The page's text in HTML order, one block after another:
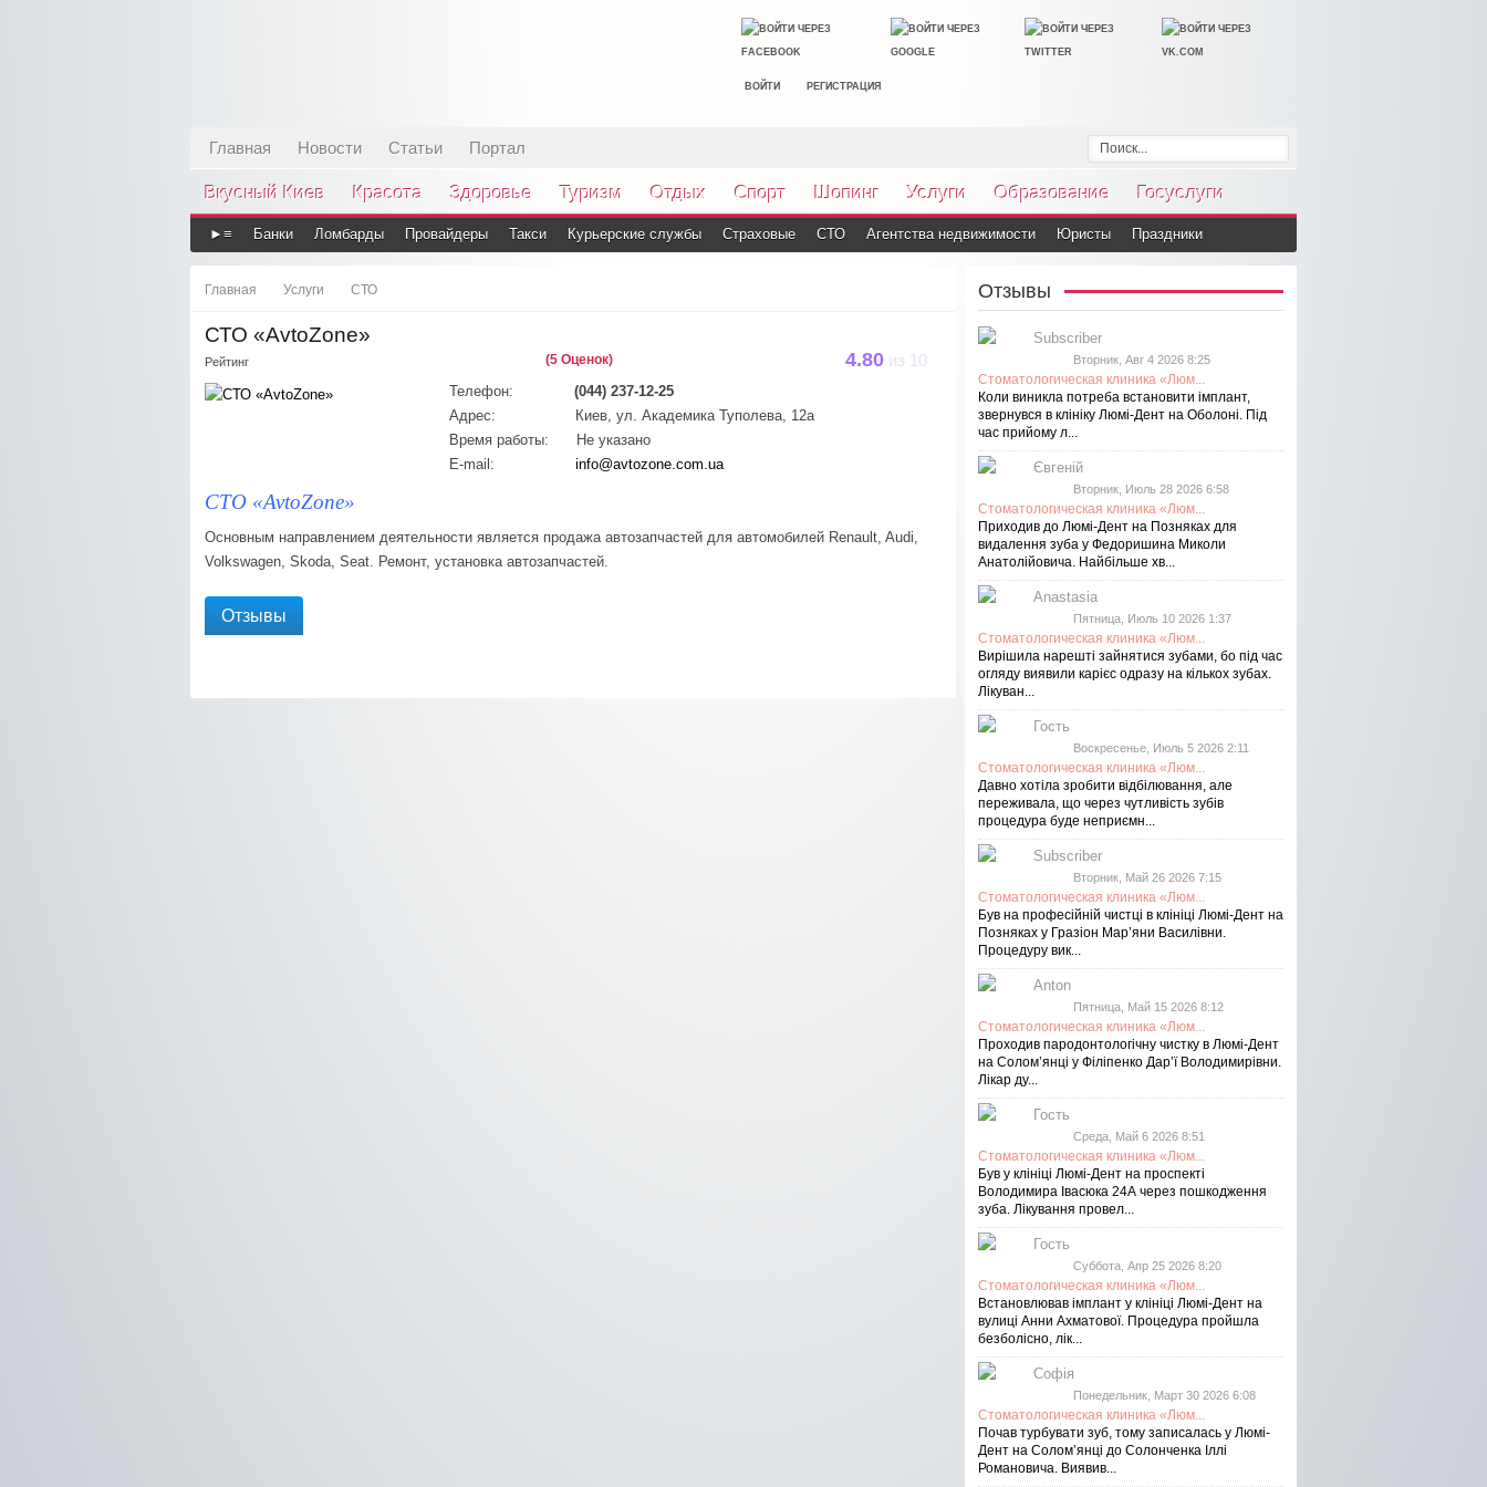
ВОЙТИ РЕГИСТРАЦИЯ
Главная Новости Статьи Портал
Вкусный Киев Красота Здоровье Туризм Отдых Спорт Шопинг Услуги Образование Госуслуги
►≡ Банки Ломбарды Провайдеры Такси Курьерские службы Страховые СТО Агентства недвижимости Юристы Праздники
Главная Услуги СТО
СТО «AvtoZone»
Рейтинг (5 Оценок) 4.80из 10
Телефон:
(044) 237-12-25
Адрес:
Киев, ул. Академика Туполева, 12а
Время работы:
Не указано
E-mail:
info@avtozone.com.ua
СТО «AvtoZone»
Основным направлением деятельности является продажа автозапчастей для автомобилей Renault, Audi,
Volkswagen, Skoda, Seat. Ремонт, установка автозапчастей.
Отзывы
Отзывы
Subscriber
Вторник, Авг 4 2026 8:25
Стоматологическая клиника «Люм...
Коли виникла потреба встановити імплант,
звернувся в клініку Люмі-Дент на Оболоні. Під
час прийому л...
Євгеній
Вторник, Июль 28 2026 6:58
Стоматологическая клиника «Люм...
Приходив до Люмі-Дент на Позняках для
видалення зуба у Федоришина Миколи
Анатолійовича. Найбільше хв...
Anastasia
Пятница, Июль 10 2026 1:37
Стоматологическая клиника «Люм...
Вирішила нарешті зайнятися зубами, бо під час
огляду виявили карієс одразу на кількох зубах.
Лікуван...
Гость
Воскресенье, Июль 5 2026 2:11
Стоматологическая клиника «Люм...
Давно хотіла зробити відбілювання, але
переживала, що через чутливість зубів
процедура буде неприємн...
Subscriber
Вторник, Май 26 2026 7:15
Стоматологическая клиника «Люм...
Був на професійній чистці в клініці Люмі-Дент на
Позняках у Гразіон Мар’яни Василівни.
Процедуру вик...
Anton
Пятница, Май 15 2026 8:12
Стоматологическая клиника «Люм...
Проходив пародонтологічну чистку в Люмі-Дент
на Солом’янці у Філіпенко Дар’ї Володимирівни.
Лікар ду...
Гость
Среда, Май 6 2026 8:51
Стоматологическая клиника «Люм...
Був у клініці Люмі-Дент на проспекті
Володимира Івасюка 24А через пошкодження
зуба. Лікування провел...
Гость
Суббота, Апр 25 2026 8:20
Стоматологическая клиника «Люм...
Встановлював імплант у клініці Люмі-Дент на
вулиці Анни Ахматової. Процедура пройшла
безболісно, лік...
Софія
Понедельник, Март 30 2026 6:08
Стоматологическая клиника «Люм...
Почав турбувати зуб, тому записалась у Люмі-
Дент на Соломʼянці до Солонченка Іллі
Романовича. Виявив...